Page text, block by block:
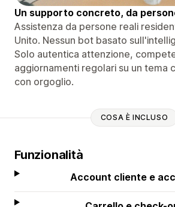
Un supporto concreto, da
Assistenza da persone reali
Unito. Nessun bot basato
Solo autentica attenzione,
aggiornamenti regolari su un tema
con orgoglio.
COSA È INCLUSO
Funzionalità
Account cliente e